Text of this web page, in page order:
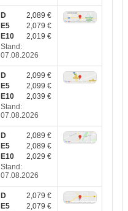
D
2,089 €
E5
2,079 €
E10
2,019 €
Stand:
07.08.2026
D
2,099 €
E5
2,099 €
E10
2,039 €
Stand:
07.08.2026
D
2,089 €
E5
2,089 €
E10
2,029 €
Stand:
07.08.2026
D
2,079 €
E5
2,079 €